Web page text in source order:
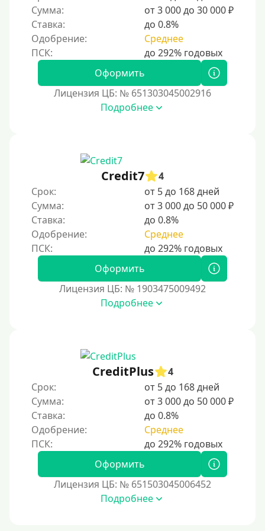
Золотая Корона
С помощью системы быстрых платежей (СБП)
Способы получения
Без активации сервиса
Не выходя из дома
Без посещения офиса
В офисе
В ломбарде
Роботы займов
Перевод денег на карту через Telegram
Бесплатное использование без списания средств с
Денежным переводом
На Юмани (ЮMoney)
На Яндекс Деньги
Без привязки карты
Кошелек Киви (Qiwi)
Пополнение Киви-кошелька без СНИЛС
На Киви-кошельке имеются просроченные платежи.
Регистрация кошелька Киви доступна с 18 лет.
Пополнение Киви-кошелька для безработных:
доступные способы и возможности
Сумма:
от 3 000 до 30 000 ₽
Ставка:
до 0.8%
Одобрение:
Среднее
Оформить
Лицензия ЦБ: № 651303045002916
Подробнее
Credit7
4
Срок:
от 5 до 168 дней
Сумма:
от 3 000 до 50 000 ₽
Ставка:
до 0.8%
Одобрение:
Среднее
Оформить
Лицензия ЦБ: № 1903475009492
Подробнее
CreditPlus
4
Срок:
от 5 до 168 дней
Сумма:
от 3 000 до 50 000 ₽
Ставка:
до 0.8%
Одобрение:
Среднее
Оформить
Лицензия ЦБ: № 651503045006452
Подробнее